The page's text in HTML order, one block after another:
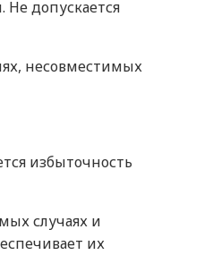
допускается
несовместимых
избыточность
случаях и
их